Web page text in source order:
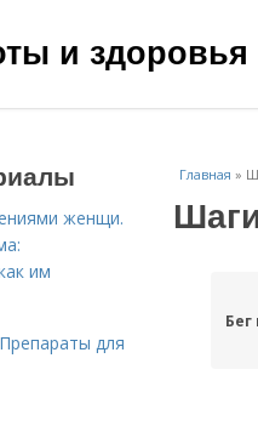
и здоровья
Главная »
Бег
женщи.
им
для